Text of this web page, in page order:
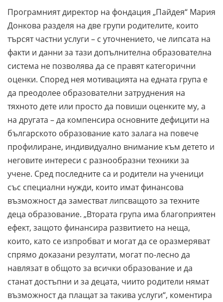
Програмният директор на фондация „Пайдея“ Мария
Донкова разделя на две групи родителите, които
търсят частни услуги – с уточнението, че липсата на
факти и данни за тази допълнителна образователна
система не позволява да се правят категорични
оценки. Според нея мотивацията на едната група е
да преодолее образователни затруднения на
тяхното дете или просто да повиши оценките му, а
на другата – да компенсира основните дефицити на
българското образование като залага на повече
профилиране, индивидуално внимание към детето и
неговите интереси с разнообразни техники за
учене. Сред последните са и родители на ученици
със специални нужди, които имат финансова
възможност да заместват липсващото за техните
деца образование. „Втората група има благоприятен
ефект, защото финансира развитието на неща,
които, като се изпробват и могат да се оразмеряват
спрямо доказани резултати, могат по-лесно да
навлязат в общото за всички образование и да
станат достъпни и за децата, чиито родители нямат
възможност да плащат за такива услуги“, коментира